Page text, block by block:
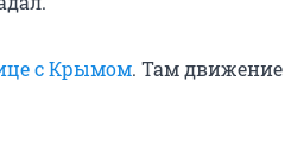
с Крымом. Там движение